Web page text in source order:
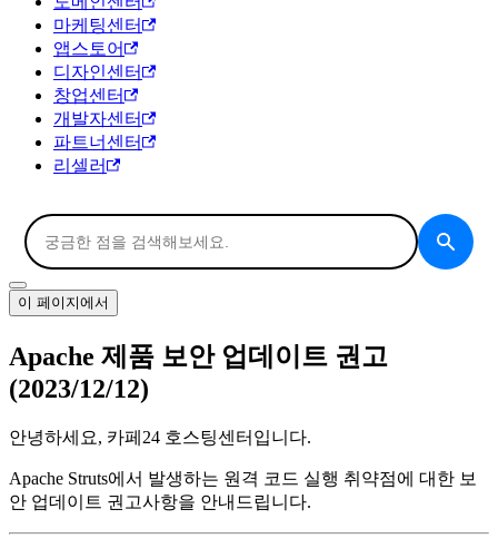
마케팅센터
앱스토어
디자인센터
창업센터
개발자센터
파트너센터
리셀러
이 페이지에서
Apache 제품 보안 업데이트 권고
(2023/12/12)
안녕하세요, 카페24 호스팅센터입니다.
Apache Struts에서 발생하는 원격 코드 실행 취약점에 대한 보
안 업데이트 권고사항을 안내드립니다.